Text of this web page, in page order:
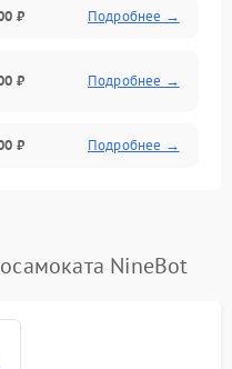
₽ Подробнее →
₽ Подробнее →
₽ Подробнее →
NineBot